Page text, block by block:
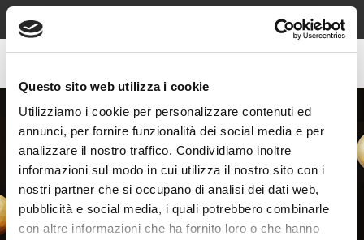
Questo sito web utilizza i cookie
Utilizziamo i cookie per personalizzare contenuti ed
annunci, per fornire funzionalità dei social media e per
analizzare il nostro traffico. Condividiamo inoltre
informazioni sul modo in cui utilizza il nostro sito con i
nostri partner che si occupano di analisi dei dati web,
pubblicità e social media, i quali potrebbero combinarle
con altre informazioni che ha fornito loro o che hanno
Spedizione sempre gratuita sopra €49, contrassegno e reso
IDEE REGALO NATALE PER UOMO
OLTRE 200 EURO